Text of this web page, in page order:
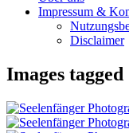
Impressum &
Disclaimer
Images